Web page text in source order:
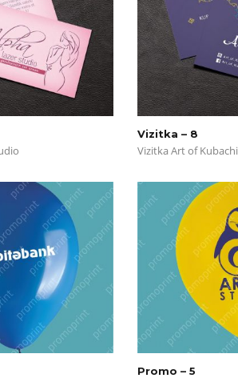
Vizitka – 8
Vizitka Art of Kubachi
Promo – 5